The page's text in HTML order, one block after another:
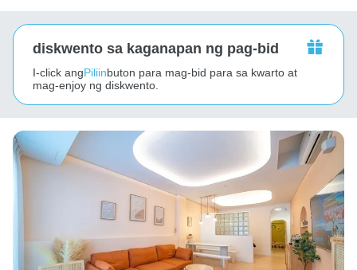
diskwento sa kaganapan ng pag-bid
I-click angPiliinbuton para mag-bid para sa kwarto at
mag-enjoy ng diskwento.